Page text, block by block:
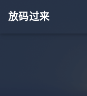
放码过来